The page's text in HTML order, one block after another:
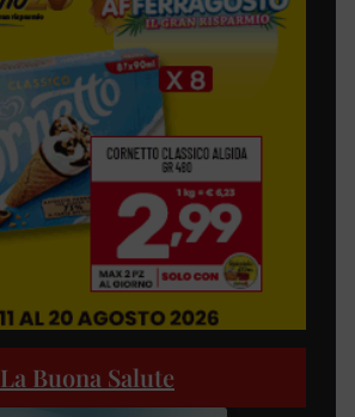
La Buona Salute